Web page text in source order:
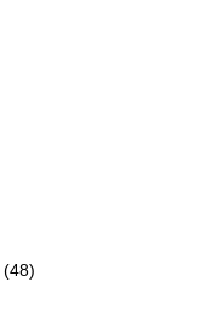
(48)